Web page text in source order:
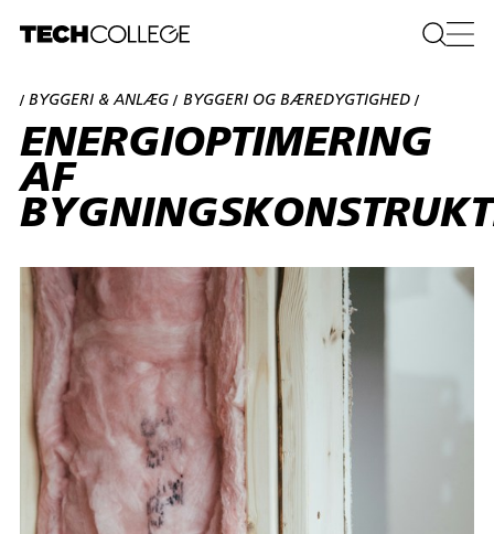
/BYGGERI & ANLÆG / BYGGERI OG BÆREDYGTIGHED /
ENERGIOPTIMERING
AF